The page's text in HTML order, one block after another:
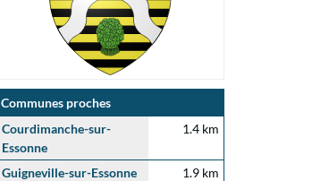
Communes proches
Courdimanche-sur-
Essonne
1.4 km
Guigneville-sur-Essonne
1.9 km